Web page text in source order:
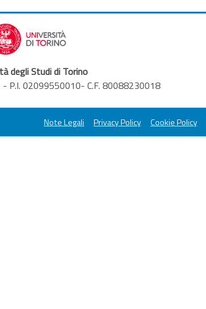
degli Studi di Torino
P.I. 02099550010- C.F. 80088230018
Note Legali Privacy Policy Cookie Policy